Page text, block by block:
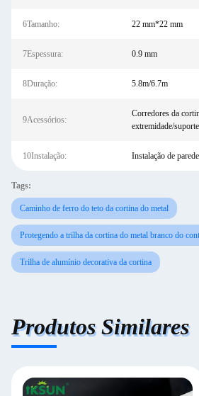
6Tamanho: 22 mm*22 mm
7Espessura: 0.9 mm
8Duração: 5.8m/6.7m
9Acessórios:
Corredores da
extremidade/
10Instalação: Instalação de
Tags:
Caminho de ferro do teto da cortina do metal
Protegendo a trilha da cortina do metal branco do
Trilha de alumínio decorativa da cortina
Produtos Similares